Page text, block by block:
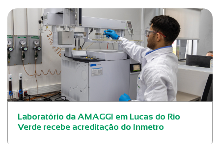
Laboratório da AMAGGI em Lucas do Rio
Verde recebe acreditação do Inmetro